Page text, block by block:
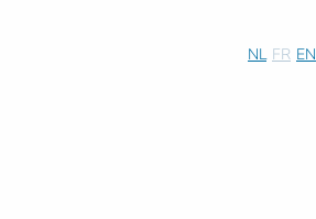
NL FR EN